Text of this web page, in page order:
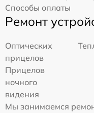
Способы оплаты
Ремонт
Оптических
прицелов
Прицелов
ночного
видения
Мы занимаемся